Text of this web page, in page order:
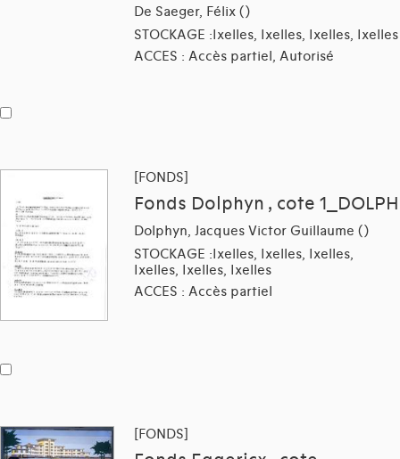
De Saeger, Félix ()
STOCKAGE :Ixelles, Ixelles, Ixelles, Ixelles
ACCES : Accès partiel, Autorisé
[FONDS]
Fonds Dolphyn , cote 1_DOLPH
Dolphyn, Jacques Victor Guillaume ()
STOCKAGE :Ixelles, Ixelles, Ixelles,
Ixelles, Ixelles, Ixelles
ACCES : Accès partiel
[FONDS]